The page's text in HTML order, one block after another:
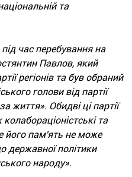
та
час перебування на
Павлов, який
регіонів та був обраний
голови від партії
життя». Обидві ці партії
та
його пам'ять не може
державної політики
народу».